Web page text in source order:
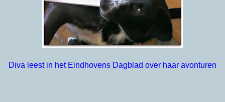
Diva leest in het Eindhovens Dagblad over haar avonturen